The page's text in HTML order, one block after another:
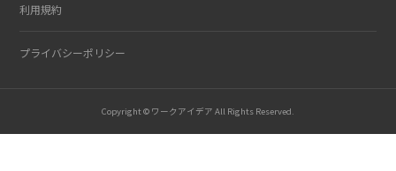
利用規約
プライバシーポリシー
Copyright © ワークアイデア All Rights Reserved.